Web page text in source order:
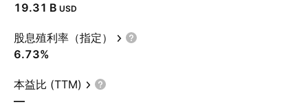
‪19.31 B‬ USD
股息殖利率（指定）
6.73%
本益比 (TTM)
—